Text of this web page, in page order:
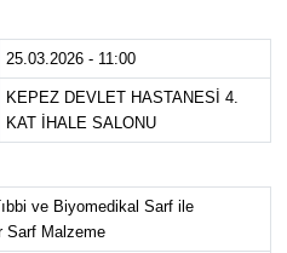
25.03.2026 - 11:00
KEPEZ DEVLET HASTANESİ 4.
KAT İHALE SALONU
ve Biyomedikal Sarf ile
Sarf Malzeme